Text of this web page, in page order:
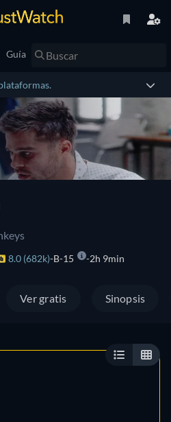
Guía
8.0 (682k) B-15 2h 9min
Ver gratis Sinopsis